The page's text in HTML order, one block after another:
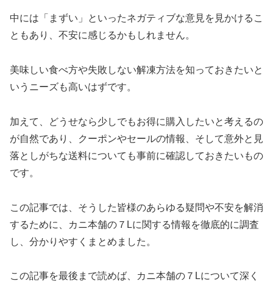
中には「まずい」といったネガティブな意見を見かけるこ
ともあり、不安に感じるかもしれません。
美味しい食べ方や失敗しない解凍方法を知っておきたいと
いうニーズも高いはずです。
加えて、どうせなら少しでもお得に購入したいと考えるの
が自然であり、クーポンやセールの情報、そして意外と見
落としがちな送料についても事前に確認しておきたいもの
です。
この記事では、そうした皆様のあらゆる疑問や不安を解消
するために、カニ本舗の７Lに関する情報を徹底的に調査
し、分かりやすくまとめました。
この記事を最後まで読めば、カニ本舗の７Lについて深く